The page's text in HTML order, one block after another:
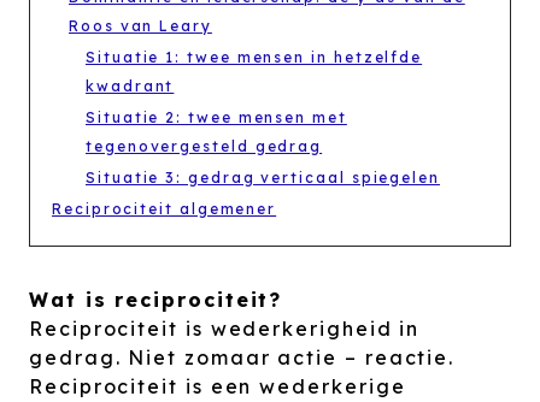
Roos van Leary
Situatie 1: twee mensen in hetzelfde
kwadrant
Situatie 2: twee mensen met
tegenovergesteld gedrag
Situatie 3: gedrag verticaal spiegelen
Reciprociteit algemener
Wat is reciprociteit?
Reciprociteit is wederkerigheid in
gedrag. Niet zomaar actie – reactie.
Reciprociteit is een wederkerige